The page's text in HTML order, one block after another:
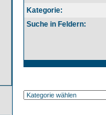
Kategorie:
Suche in Feldern: